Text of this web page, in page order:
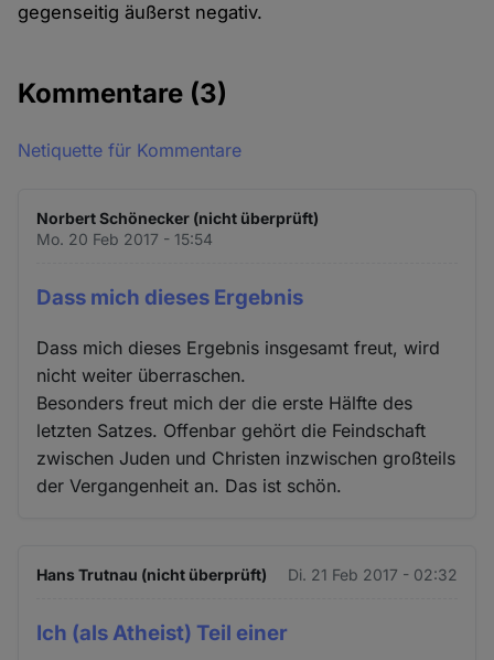
gegenseitig äußerst negativ.
Kommentare (3)
Netiquette für Kommentare
Norbert Schönecker (nicht überprüft)
Mo. 20 Feb 2017 - 15:54
Dass mich dieses Ergebnis
Dass mich dieses Ergebnis insgesamt freut, wird
nicht weiter überraschen.
Besonders freut mich der die erste Hälfte des
letzten Satzes. Offenbar gehört die Feindschaft
zwischen Juden und Christen inzwischen großteils
der Vergangenheit an. Das ist schön.
Hans Trutnau (nicht überprüft) Di. 21 Feb 2017 - 02:32
Ich (als Atheist) Teil einer